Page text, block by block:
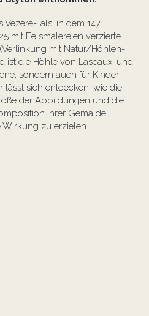
Tals, in dem 147
mit Felsmalereien verzierte
mit Natur/Höhlen-
ist die Höhle von Lascaux, und
sondern auch für Kinder
sich entdecken, wie die
der Abbildungen und die
ihrer Gemälde
zu erzielen.